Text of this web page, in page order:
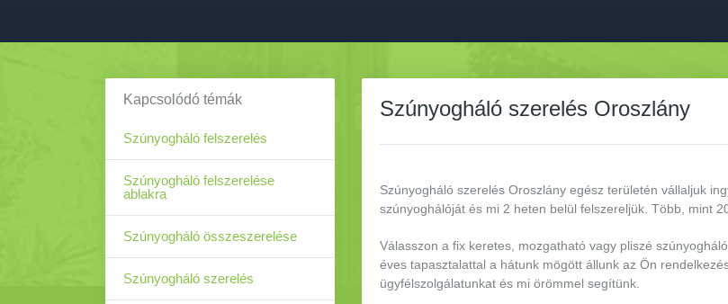
Kapcsolódó témák
Szúnyogháló felszerelés
Szúnyogháló felszerelése
ablakra
Szúnyogháló összeszerelése
Szúnyogháló szerelés
Szúnyogháló szerelés Oroszlány
Szúnyogháló szerelés Oroszlány egész területén vállaljuk
szúnyoghálóját és mi 2 heten belül felszereljük. Több, mint
Válasszon a fix keretes, mozgatható vagy pliszé
éves tapasztalattal a hátunk mögött állunk az Ön
ügyfélszolgálatunkat és mi örömmel segítünk.